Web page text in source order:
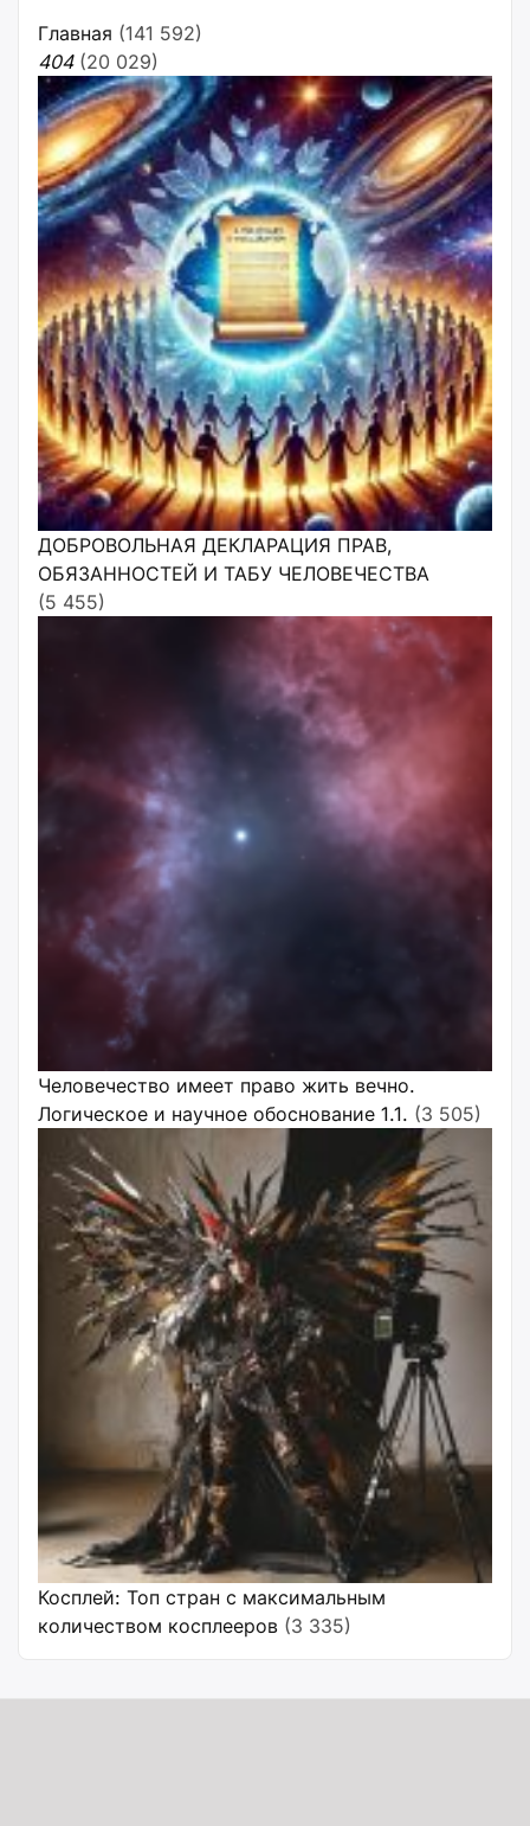
Главная (141 592)
404 (20 029)
ДОБРОВОЛЬНАЯ ДЕКЛАРАЦИЯ ПРАВ,
ОБЯЗАННОСТЕЙ И ТАБУ ЧЕЛОВЕЧЕСТВА
(5 455)
Человечество имеет право жить вечно.
Логическое и научное обоснование 1.1. (3 505)
Косплей: Топ стран с максимальным
количеством косплееров (3 335)